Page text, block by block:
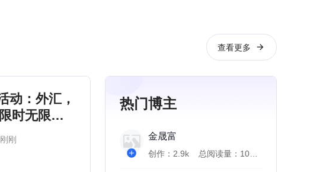
查看更多
热门博主
金晟富
创作： 2.9k 总阅读量： 109.9w
动：外汇，
时无限杠
刚